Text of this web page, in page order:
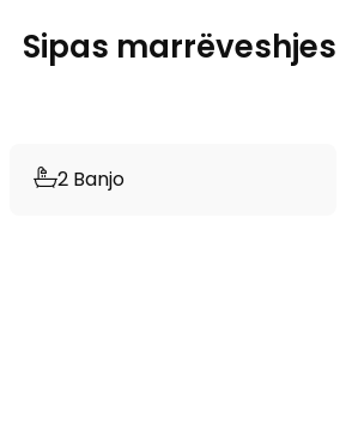
Sipas marrëveshjes
2 Banjo